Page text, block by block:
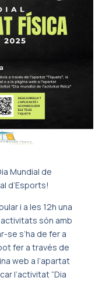
Mundial de
d’Esports!
i a les 12h una
són amb
se s’ha de fer a
fer a través de
web a l’apartat
l’activitat “Dia